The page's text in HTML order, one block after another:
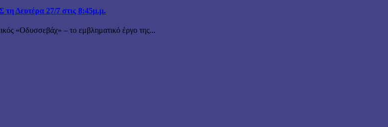
Δευτέρα 27/7 στις 8:45μ.μ.
«Οδυσσεβάχ» – το εμβληματικό έργο της...